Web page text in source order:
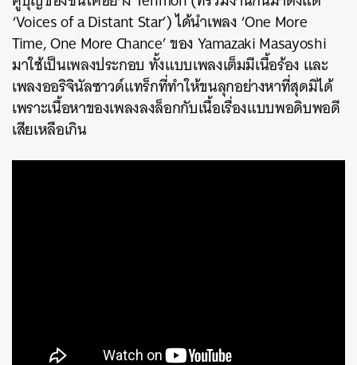
‘Voices of a Distant Star’) ได้นำเพลง ‘One More
Time, One More Chance’ ของ Yamazaki Masayoshi
มาใช้เป็นเพลงประกอบ ทั้งแบบเพลงเต็มมีเนื้อร้อง และ
เพลงออริจินัลซาวด์แทร็กที่ทำให้ขนลุกอย่างหาที่สุดมิได้
เพราะเนื้อหาของเพลงลงล็อกกับเนื้อเรื่องแบบพอดิบพอดี
เสียเหลือเกิน